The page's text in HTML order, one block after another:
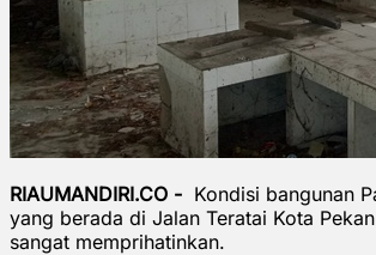
RIAUMANDIRI.CO - Kondisi bangunan
yang berada di Jalan Teratai Kota
sangat memprihatinkan.